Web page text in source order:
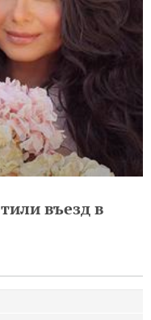
въезд в